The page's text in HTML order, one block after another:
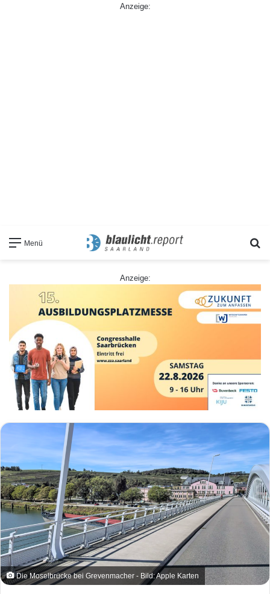
Anzeige:
Menü
Anzeige:
Die Moselbrücke bei Grevenmacher - Bild: Apple Karten